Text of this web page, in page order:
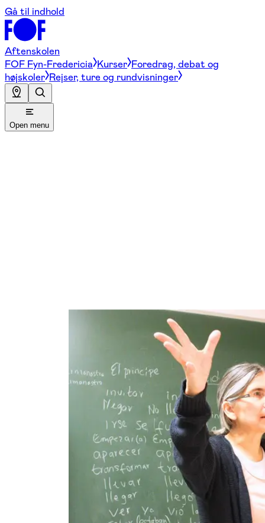
Gå til indhold
Aftenskolen
FOF Fyn-Fredericia Kurser Foredrag, debat og
højskoler Rejser, ture og rundvisninger
Open menu